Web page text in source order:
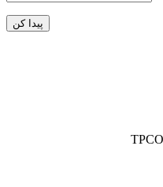
پیدا کن